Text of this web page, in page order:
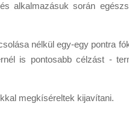
alkalmazásuk során
nélkül egy-egy pontra
is pontosabb célzást -
megkíséreltek kijavítani.